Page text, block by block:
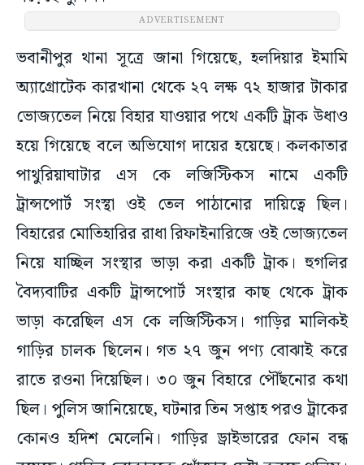
ভবানীপুর থানা সূত্রে জানা গিয়েছে, হলদিয়ার ইমামি
অ্যাগ্রোটেক কারখানা থেকে ২৭ লক্ষ ৭২ হাজার টাকার
ভোজ্যতেল নিয়ে বিহার যাওয়ার পথে একটি ট্রাক উধাও
হয়ে গিয়েছে বলে অভিযোগ দায়ের হয়েছে। কলকাতার
পাথুরিয়াঘাটার এস কে লজিস্টিকস নামে একটি
ট্রান্সপোর্ট সংস্থা ওই তেল পাঠানোর দায়িত্বে ছিল।
বিহারের মোতিহারির রাধা রিফাইনারিজে ওই ভোজ্যতেল
নিয়ে যাচ্ছিল সংস্থার ভাড়া করা একটি ট্রাক। হুগলির
বৈদ্যবাটির একটি ট্রান্সপোর্ট সংস্থার কাছ থেকে ট্রাক
ভাড়া করেছিল এস কে লজিস্টিকস। গাড়ির মালিকই
গাড়ির চালক ছিলেন। গত ২৭ জুন পণ্য বোঝাই করে
রাতে রওনা দিয়েছিল। ৩০ জুন বিহারে পৌঁছনোর কথা
ছিল। পুলিস জানিয়েছে, ঘটনার তিন সপ্তাহ পরও ট্রাকের
কোনও হদিশ মেলেনি। গাড়ির ড্রাইভারের ফোন বন্ধ
রয়েছে। গাড়ির ব্রোকারকে খোঁজার চেষ্টা করছে পুলিস।